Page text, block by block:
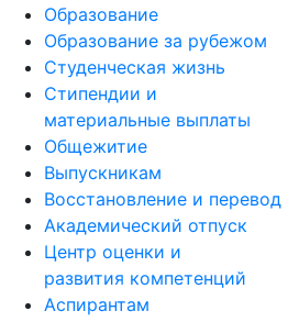
Образование
Образование за рубежом
Студенческая жизнь
Стипендии и
материальные выплаты
Общежитие
Выпускникам
Восстановление и перевод
Академический отпуск
Центр оценки и
развития компетенций
Аспирантам